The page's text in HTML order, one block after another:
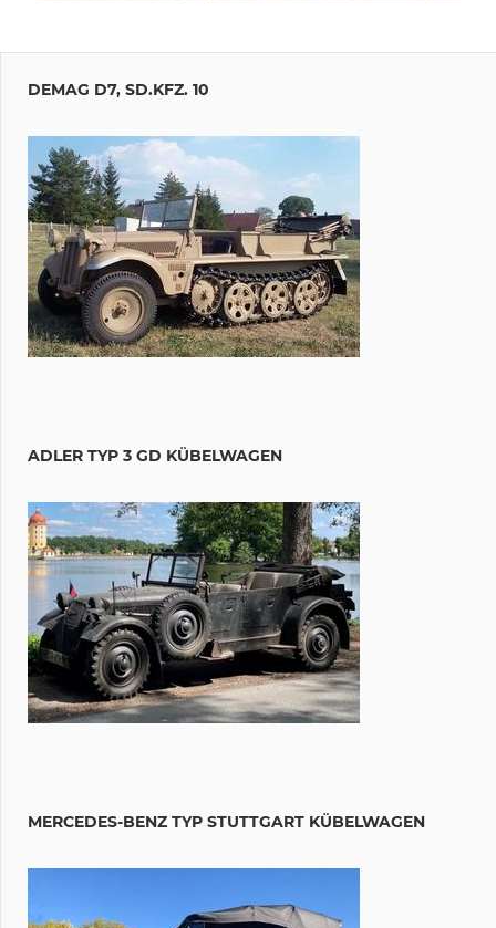
Beitragsnavigation
Vorheriger
Beitrag:
Albrechtsburg
Darstellung
Kunstraub
DEMAG D7, SD.KFZ. 10
ADLER TYP 3 GD KÜBELWAGEN
MERCEDES-BENZ TYP STUTTGART KÜBELWAGEN